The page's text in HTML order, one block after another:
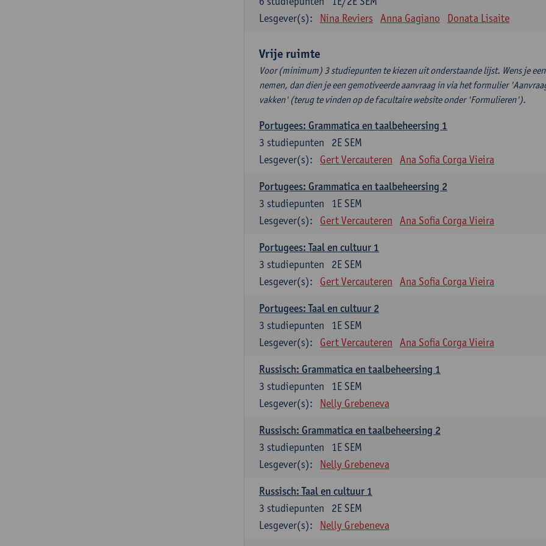
Lesgever(s):
Nina Reviers Anna Gagiano Donata Lisaite
Vrije ruimte
Voor (minimum) 3 studiepunten te kiezen uit onderstaande lijst. Wens je
nemen, dan dien je een gemotiveerde aanvraag in via het formulier
vakken' (terug te vinden op de facultaire website onder 'Formulieren').
Portugees: Grammatica en taalbeheersing 1
2E SEM
3 studiepunten
Lesgever(s):
Gert Vercauteren Ana Sofia Corga Vieira
Portugees: Grammatica en taalbeheersing 2
1E SEM
3 studiepunten
Lesgever(s):
Gert Vercauteren Ana Sofia Corga Vieira
Portugees: Taal en cultuur 1
2E SEM
3 studiepunten
Lesgever(s):
Gert Vercauteren Ana Sofia Corga Vieira
Portugees: Taal en cultuur 2
1E SEM
3 studiepunten
Lesgever(s):
Gert Vercauteren Ana Sofia Corga Vieira
Russisch: Grammatica en taalbeheersing 1
1E SEM
3 studiepunten
Lesgever(s):
Nelly Grebeneva
Russisch: Grammatica en taalbeheersing 2
1E SEM
3 studiepunten
Lesgever(s):
Nelly Grebeneva
Russisch: Taal en cultuur 1
2E SEM
3 studiepunten
Lesgever(s):
Nelly Grebeneva